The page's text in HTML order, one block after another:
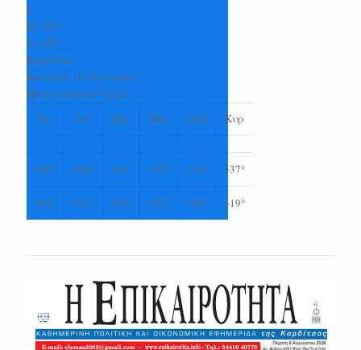
C
H: +34°
L: +25°
Καρδίτσα
Δευτέρα, 10 Αύγουστος
Πρόγνωση για 7 μέρες
Τρι
Τετ Πεμ Παρ Σαβ Κυρ
+36° +40° +39° +35° +34° +37°
+24° +23° +23° +23° +19° +19°